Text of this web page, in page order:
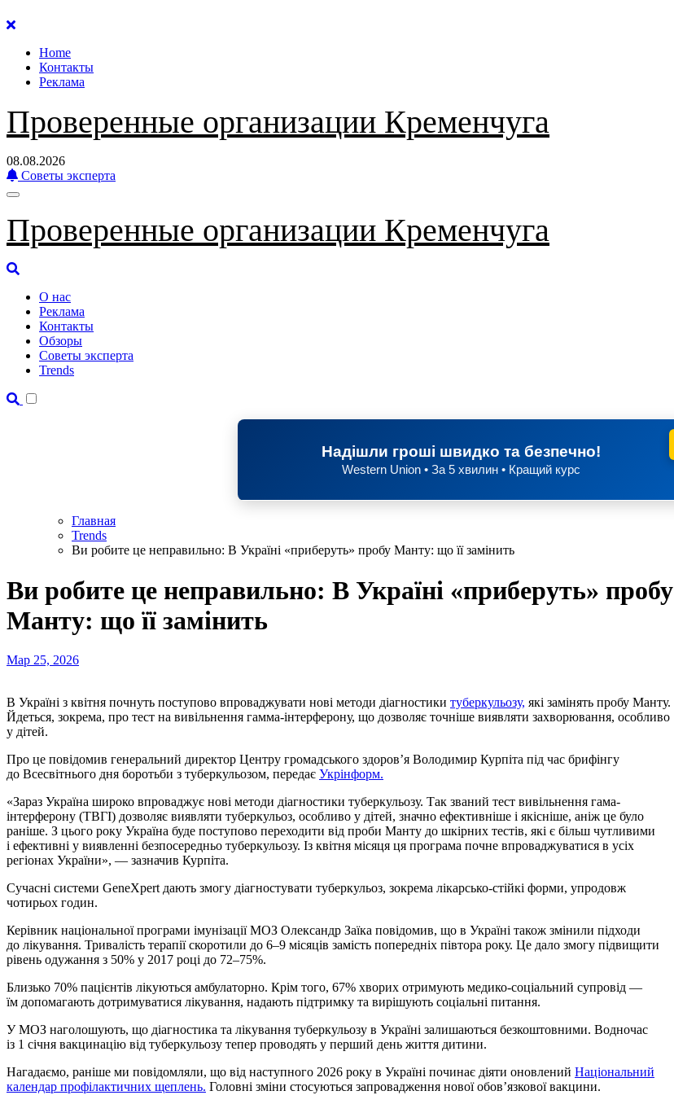
Перейти
содержанию
Home
Контакты
Реклама
Проверенные организации Кременчуга
08.08.2026
Советы эксперта
Проверенные организации Кременчуга
О нас
Реклама
Контакты
Обзоры
Советы эксперта
Trends
Надішли гроші швидко та безпечно!
Western Union • За 5 хвилин • Кращий курс
Главная
Trends
Ви робите це неправильно: В Україні «приберуть» пробу Манту: що її замінить
Ви робите це неправильно: В Україні «приберуть» пробу
Манту: що її замінить
Мар 25, 2026
В Україні з квітня почнуть поступово впроваджувати нові методи діагностики туберкульозу, які замінять пробу Манту.
Йдеться, зокрема, про тест на вивільнення гамма-інтерферону, що дозволяє точніше виявляти захворювання, особливо
у дітей.
Про це повідомив генеральний директор Центру громадського здоров’я Володимир Курпіта під час брифінгу
до Всесвітнього дня боротьби з туберкульозом, передає Укрінформ.
«Зараз Україна широко впроваджує нові методи діагностики туберкульозу. Так званий тест вивільнення гама-
інтерферону (ТВГІ) дозволяє виявляти туберкульоз, особливо у дітей, значно ефективніше і якісніше, аніж це було
раніше. З цього року Україна буде поступово переходити від проби Манту до шкірних тестів, які є більш чутливими
і ефективні у виявленні безпосередньо туберкульозу. Із квітня місяця ця програма почне впроваджуватися в усіх
регіонах України», — зазначив Курпіта.
Сучасні системи GeneXpert дають змогу діагностувати туберкульоз, зокрема лікарсько-стійкі форми, упродовж
чотирьох годин.
Керівник національної програми імунізації МОЗ Олександр Заїка повідомив, що в Україні також змінили підходи
до лікування. Тривалість терапії скоротили до 6–9 місяців замість попередніх півтора року. Це дало змогу підвищити
рівень одужання з 50% у 2017 році до 72–75%.
Близько 70% пацієнтів лікуються амбулаторно. Крім того, 67% хворих отримують медико-соціальний супровід —
їм допомагають дотримуватися лікування, надають підтримку та вирішують соціальні питання.
У МОЗ наголошують, що діагностика та лікування туберкульозу в Україні залишаються безкоштовними. Водночас
із 1 січня вакцинацію від туберкульозу тепер проводять у перший день життя дитини.
Нагадаємо, раніше ми повідомляли, що від наступного 2026 року в Україні починає діяти оновлений Національний
календар профілактичних щеплень. Головні зміни стосуються запровадження нової обов’язкової вакцини.